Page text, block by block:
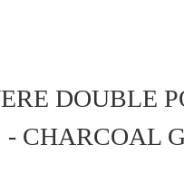
DOUBLE
- CHARCOAL